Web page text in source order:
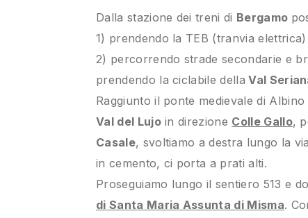
Dalla stazione dei treni di Bergamo
1) prendendo la TEB (tranvia
2) percorrendo strade secondarie e
prendendo la ciclabile della Val
Raggiunto il ponte medievale di
Val del Lujoin direzione Colle Gallo,
Casale, svoltiamo a destra lungo la
in cemento, ci porta a prati alti.
Proseguiamo lungo il sentiero 513 e
di Santa Maria Assunta di Misma.